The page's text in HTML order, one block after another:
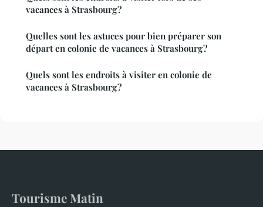
vacances à Strasbourg ?
Quelles sont les astuces pour bien préparer son
départ en colonie de vacances à Strasbourg ?
Quels sont les endroits à visiter en colonie de
vacances à Strasbourg ?
Tourisme Matin